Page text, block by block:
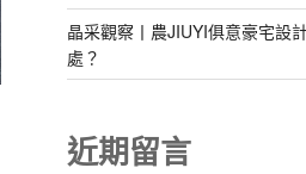
晶采觀察丨農JIUYI俱意豪宅設
處？
近期留言